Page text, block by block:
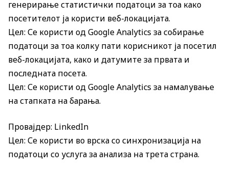
генерирање статистички податоци за тоа како
посетителот ја користи веб-локацијата.
Цел: Се користи од Google Analytics за собирање
податоци за тоа колку пати корисникот ја посетил
веб-локацијата, како и датумите за првата и
последната посета.
Цел: Се користи од Google Analytics за намалување
на стапката на барања.
Провајдер: LinkedIn
Цел: Се користи во врска со синхронизација на
податоци со услуга за анализа на трета страна.